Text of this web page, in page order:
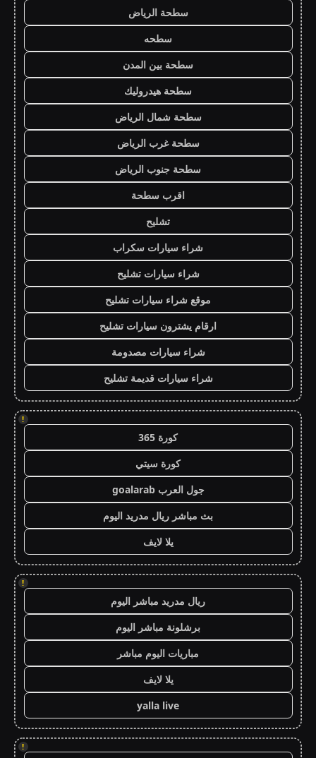
سطحة الرياض
سطحه
سطحة بين المدن
سطحة هيدروليك
سطحة شمال الرياض
سطحة غرب الرياض
سطحة جنوب الرياض
اقرب سطحة
تشليح
شراء سيارات سكراب
شراء سيارات تشليح
موقع شراء سيارات تشليح
ارقام يشترون سيارات تشليح
شراء سيارات مصدومة
شراء سيارات قديمة تشليح
!
كورة 365
كورة سيتي
جول العرب goalarab
بث مباشر ريال مدريد اليوم
يلا لايف
!
ريال مدريد مباشر اليوم
برشلونة مباشر اليوم
مباريات اليوم مباشر
يلا لايف
yalla live
!